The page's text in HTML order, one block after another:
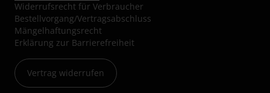
Widerrufsrecht für Verbraucher
Bestellvorgang/Vertragsabschluss
Mängelhaftungsrecht
Erklärung zur Barrierefreiheit
Vertrag widerrufen